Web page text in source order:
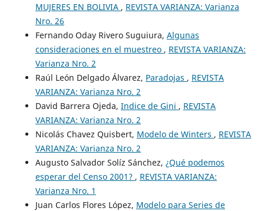
MUJERES EN BOLIVIA , REVISTA VARIANZA: Varianza
Nro. 26
Fernando Oday Rivero Suguiura, Algunas
consideraciones en el muestreo , REVISTA VARIANZA:
Varianza Nro. 2
Raúl León Delgado Álvarez, Paradojas , REVISTA
VARIANZA: Varianza Nro. 2
David Barrera Ojeda, Indice de Gini , REVISTA
VARIANZA: Varianza Nro. 2
Nicolás Chavez Quisbert, Modelo de Winters , REVISTA
VARIANZA: Varianza Nro. 2
Augusto Salvador Solíz Sánchez, ¿Qué podemos
esperar del Censo 2001? , REVISTA VARIANZA:
Varianza Nro. 1
Juan Carlos Flores López, Modelo para Series de